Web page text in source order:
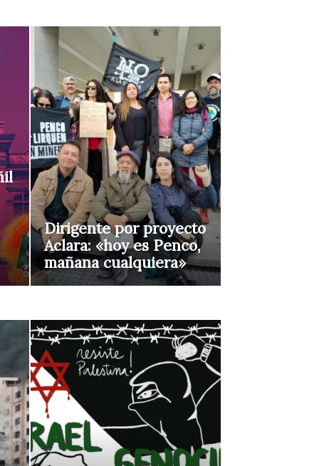
Dirigente por proyecto
Aclara: «hoy es Penco,
mañana cualquiera»